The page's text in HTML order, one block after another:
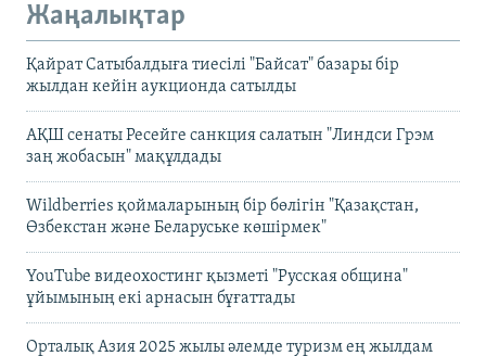
Жаңалықтар
Қайрат Сатыбалдыға тиесілі "Байсат" базары бір
жылдан кейін аукционда сатылды
АҚШ сенаты Ресейге санкция салатын "Линдси Грэм
заң жобасын" мақұлдады
Wildberries қоймаларының бір бөлігін "Қазақстан,
Өзбекстан және Беларуське көшірмек"
YouTube видеохостинг қызметі "Русская община"
ұйымының екі арнасын бұғаттады
Орталық Азия 2025 жылы әлемде туризм ең жылдам